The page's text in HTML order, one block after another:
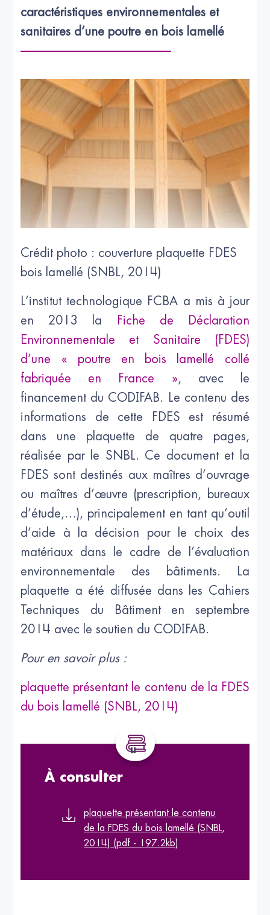
caractéristiques environnementales et
sanitaires d’une poutre en bois lamellé
Crédit photo : couverture plaquette FDES
bois lamellé (SNBL, 2014)
L’institut technologique FCBA a mis à jour
en 2013 la
Fiche de Déclaration
Environnementale et Sanitaire (FDES)
d’une « poutre en bois lamellé collé
fabriquée en France », avec le
financement du CODIFAB. Le contenu des
informations de cette FDES est résumé
dans une plaquette de quatre pages,
réalisée par le SNBL. Ce document et la
FDES sont destinés aux maîtres d’ouvrage
ou maîtres d’œuvre (prescription, bureaux
d’étude,…), principalement en tant qu’outil
d’aide à la décision pour le choix des
matériaux dans le cadre de l’évaluation
environnementale des bâtiments. La
plaquette a été diffusée dans les Cahiers
Techniques du Bâtiment en septembre
2014 avec le soutien du CODIFAB.
Pour en savoir plus :
plaquette présentant le contenu de la FDES
du bois lamellé (SNBL, 2014)
À consulter
plaquette présentant le contenu
de la FDES du bois lamellé (SNBL,
2014) (pdf - 197.2kb)